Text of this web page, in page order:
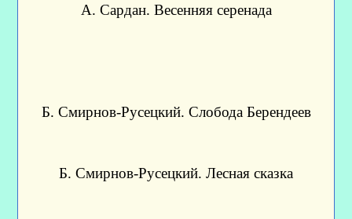
А. Сардан. Весенняя серенада
Б. Смирнов-Русецкий. Слобода Берендеев
Б. Смирнов-Русецкий. Лесная сказка